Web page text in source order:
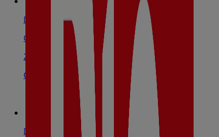
Dia
C/ Bebricio, 54, Calahorra
213 m
Cerrado
Dia